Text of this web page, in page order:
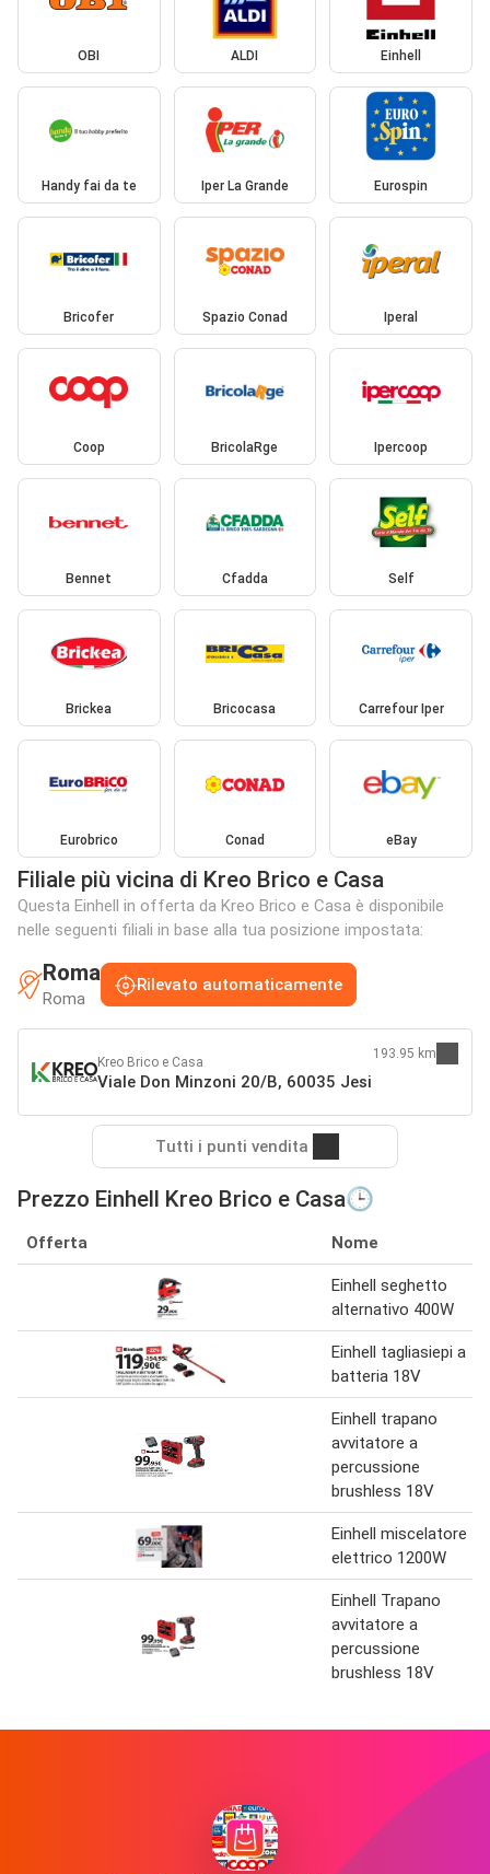
OBI ALDI Einhell
Handy fai da te Iper La Grande Eurospin
Bricofer Spazio Conad Iperal
Coop BricolaRge Ipercoop
Bennet Cfadda Self
Brickea Bricocasa Carrefour Iper
Eurobrico Conad eBay
Filiale più vicina di Kreo Brico e Casa
Questa Einhell in offerta da Kreo Brico e Casa è disponibile
nelle seguenti filiali in base alla tua posizione impostata:
Roma
Roma
Rilevato automaticamente
Kreo Brico e Casa
Viale Don Minzoni 20/B, 60035 Jesi
193.95 km
Tutti i punti vendita
Prezzo Einhell Kreo Brico e Casa🕒
Offerta Nome
Einhell seghetto
alternativo 400W
Einhell tagliasiepi a
batteria 18V
Einhell trapano
avvitatore a
percussione
brushless 18V
Einhell miscelatore
elettrico 1200W
Einhell Trapano
avvitatore a
percussione
brushless 18V